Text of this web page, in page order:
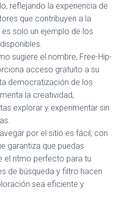
reflejando la experiencia de
que contribuyen a la
solo un ejemplo de los
sugiere el nombre, Free-Hip-
acceso gratuito a su
democratización de los
la creatividad,
explorar y experimentar sin
por el sitio es fácil, con
garantiza que puedas
el ritmo perfecto para tu
de búsqueda y filtro hacen
sea eficiente y